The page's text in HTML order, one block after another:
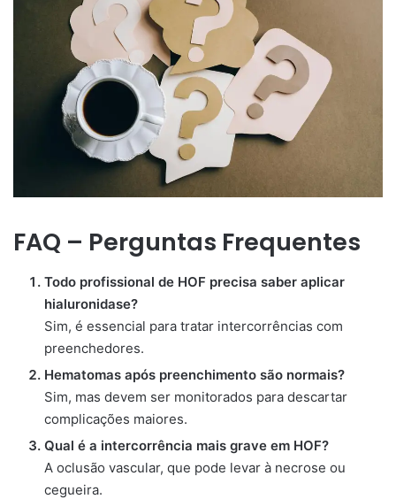
FAQ – Perguntas Frequentes
Todo profissional de HOF precisa saber aplicar
hialuronidase?
Sim, é essencial para tratar intercorrências com
preenchedores.
Hematomas após preenchimento são normais?
Sim, mas devem ser monitorados para descartar
complicações maiores.
Qual é a intercorrência mais grave em HOF?
A oclusão vascular, que pode levar à necrose ou
cegueira.